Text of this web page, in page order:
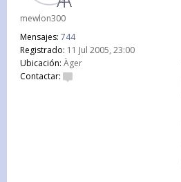
mewlon300
Mensajes: 744
Registrado: 11 Jul 2005, 23:00
Ubicación: Àger
Contactar: